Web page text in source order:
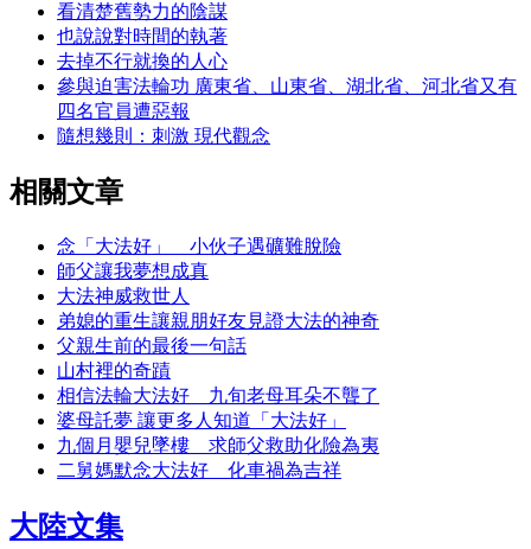
看清楚舊勢力的陰謀
也說說對時間的執著
去掉不行就換的人心
參與迫害法輪功 廣東省、山東省、湖北省、河北省又有
四名官員遭惡報
隨想幾則：刺激 現代觀念
相關文章
念「大法好」 小伙子遇礦難脫險
師父讓我夢想成真
大法神威救世人
弟媳的重生讓親朋好友見證大法的神奇
父親生前的最後一句話
山村裡的奇蹟
相信法輪大法好 九旬老母耳朵不聾了
婆母託夢 讓更多人知道「大法好」
九個月嬰兒墜樓 求師父救助化險為夷
二舅媽默念大法好 化車禍為吉祥
大陸文集